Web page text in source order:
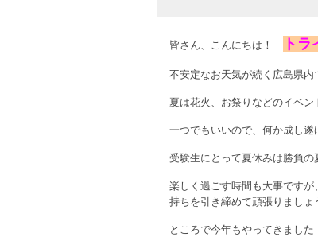
皆さん、こんにちは！ ト
不安定なお天気が続く広島県内
夏は花火、お祭りなどのイベ
一つでもいいので、何か成し遂
受験生にとって夏休みは勝負の
楽しく過ごす時間も大事です
持ちを引き締めて頑張りましょ
ところで今年もやってきました